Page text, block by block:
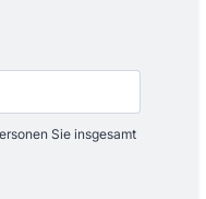
Sie insgesamt